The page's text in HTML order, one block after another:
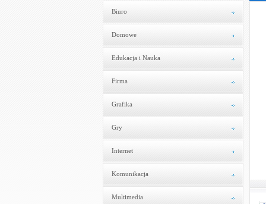
Biuro
Domowe
Edukacja i Nauka
Firma
Grafika
Gry
Internet
Komunikacja
Multimedia